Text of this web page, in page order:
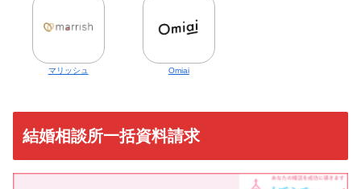
マリッシュ Omiai
結婚相談所一括資料請求